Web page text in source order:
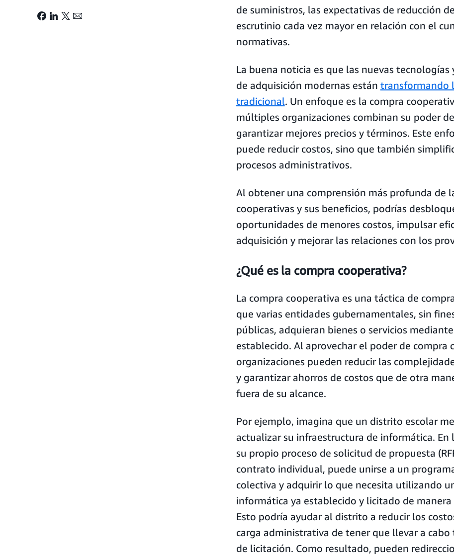
de suministros, las expectativas de reducción
escrutinio cada vez mayor en relación con el
normativas.
La buena noticia es que las nuevas tecnologías
de adquisición modernas están transformando
tradicional. Un enfoque es la compra
múltiples organizaciones combinan su poder
garantizar mejores precios y términos. Este
puede reducir costos, sino que también
procesos administrativos.
Al obtener una comprensión más profunda de
cooperativas y sus beneficios, podrías
oportunidades de menores costos, impulsar
adquisición y mejorar las relaciones con los
¿Qué es la compra cooperativa?
La compra cooperativa es una táctica de
que varias entidades gubernamentales, sin
públicas, adquieran bienes o servicios
establecido. Al aprovechar el poder de compra
organizaciones pueden reducir las
y garantizar ahorros de costos que de otra
fuera de su alcance.
Por ejemplo, imagina que un distrito escolar
actualizar su infraestructura de informática. En
su propio proceso de solicitud de propuesta
contrato individual, puede unirse a un
colectiva y adquirir lo que necesita utilizando
informática ya establecido y licitado de
Esto podría ayudar al distrito a reducir los
carga administrativa de tener que llevar a cabo
de licitación. Como resultado, pueden